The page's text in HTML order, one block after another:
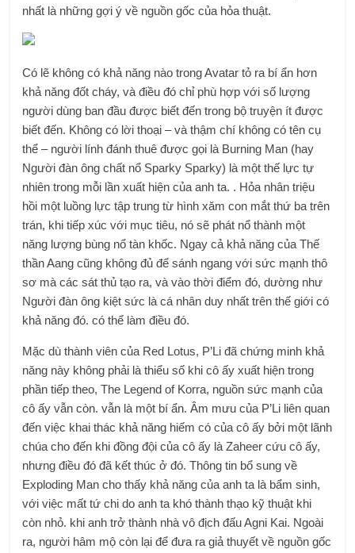
nhất là những gợi ý về nguồn gốc của hỏa thuật.
Có lẽ không có khả năng nào trong Avatar tỏ ra bí ẩn hơn
khả năng đốt cháy, và điều đó chỉ phù hợp với số lượng
người dùng ban đầu được biết đến trong bộ truyện ít được
biết đến. Không có lời thoại – và thậm chí không có tên cụ
thể – người lính đánh thuê được gọi là Burning Man (hay
Người đàn ông chất nổ Sparky Sparky) là một thế lực tự
nhiên trong mỗi lần xuất hiện của anh ta. . Hỏa nhân triệu
hồi một luồng lực tập trung từ hình xăm con mắt thứ ba trên
trán, khi tiếp xúc với mục tiêu, nó sẽ phát nổ thành một
năng lượng bùng nổ tàn khốc. Ngay cả khả năng của Thế
thần Aang cũng không đủ để sánh ngang với sức mạnh thô
sơ mà các sát thủ tạo ra, và vào thời điểm đó, dường như
Người đàn ông kiệt sức là cá nhân duy nhất trên thế giới có
khả năng đó. có thể làm điều đó.
Mặc dù thành viên của Red Lotus, P’Li đã chứng minh khả
năng này không phải là thiểu số khi cô ấy xuất hiện trong
phần tiếp theo, The Legend of Korra, nguồn sức mạnh của
cô ấy vẫn còn. vẫn là một bí ẩn. Âm mưu của P’Li liên quan
đến việc khai thác khả năng hiếm có của cô ấy bởi một lãnh
chúa cho đến khi đồng đội của cô ấy là Zaheer cứu cô ấy,
nhưng điều đó đã kết thúc ở đó. Thông tin bổ sung về
Exploding Man cho thấy khả năng của anh ta là bẩm sinh,
với việc mất tứ chi do anh ta khó thành thạo kỹ thuật khi
còn nhỏ. khi anh trở thành nhà vô địch đấu Agni Kai. Ngoài
ra, người hâm mộ còn lại để đưa ra giả thuyết về nguồn gốc